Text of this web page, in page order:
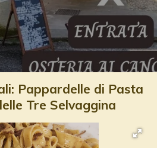
Pappardelle di Pasta
Tre Selvaggina